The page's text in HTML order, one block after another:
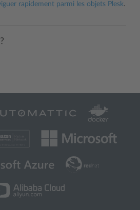
rapidement parmi les objets Plesk.